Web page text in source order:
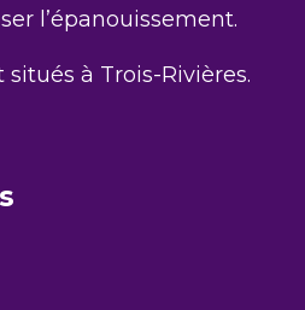
l’épanouissement.
à Trois-Rivières.